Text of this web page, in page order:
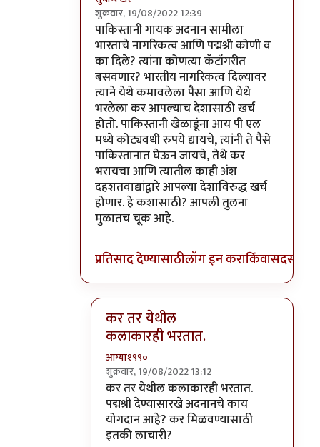
शुक्रवार, 19/08/2022 12:39
In reply toदुर्दैवाने याच जपु लोकाना
पाकिस्तानी गायक अदनान सामीला
भारताचे नागरिकत्व आणि पद्मश्री कोणी व
का दिले? त्यांना कोणत्या कॅटॉगरीत
बसवणार? भारतीय नागरिकत्व दिल्यावर
त्याने येथे कमावलेला पैसा आणि येथे
भरलेला कर आपल्याच देशासाठी खर्च
होतो. पाकिस्तानी खेळाडूंना आय पी एल
मध्ये कोट्यवधी रुपये द्यायचे, त्यांनी ते पैसे
पाकिस्तानात घेऊन जायचे, तेथे कर
भरायचा आणि त्यातील काही अंश
दहशतवाद्यांद्वारे आपल्या देशाविरुद्ध खर्च
होणार. हे कशासाठी? आपली तुलना
मुळातच चूक आहे.
प्रतिसाद देण्यासाठीलॉग इन कराकिंवासदस्य व्हा
कर तर येथील
कलाकारही भरतात.
आग्या१९९०
शुक्रवार, 19/08/2022 13:12
In reply toपाकिस्तानी गायक अदनान सामीला
कर तर येथील कलाकारही भरतात.
पद्मश्री देण्यासारखे अदनानचे काय
योगदान आहे? कर मिळवण्यासाठी
इतकी लाचारी?